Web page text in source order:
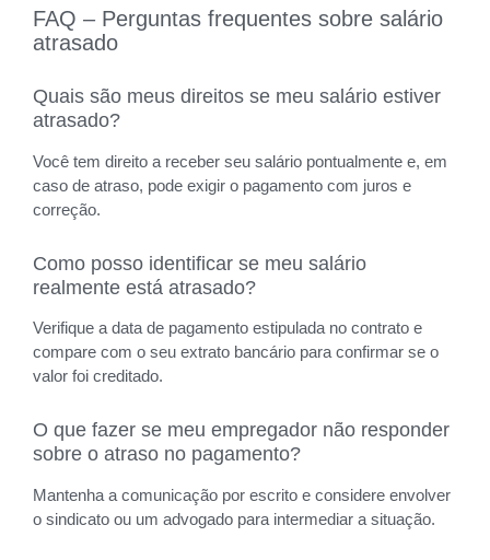
FAQ – Perguntas frequentes sobre salário
atrasado
Quais são meus direitos se meu salário estiver
atrasado?
Você tem direito a receber seu salário pontualmente e, em
caso de atraso, pode exigir o pagamento com juros e
correção.
Como posso identificar se meu salário
realmente está atrasado?
Verifique a data de pagamento estipulada no contrato e
compare com o seu extrato bancário para confirmar se o
valor foi creditado.
O que fazer se meu empregador não responder
sobre o atraso no pagamento?
Mantenha a comunicação por escrito e considere envolver
o sindicato ou um advogado para intermediar a situação.